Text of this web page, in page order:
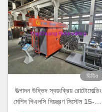
ভিডিও
উত্পাদন উদ্ভিদ স্বয়ংক্রিয় রোটোমোল্ডিং
মেশিন পিএলসি নিয়ন্ত্রণ সিস্টেম 15-30